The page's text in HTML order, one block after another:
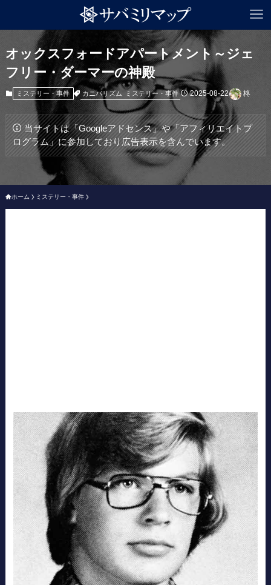
オックスフォードアパートメント～ジェ
フリー・ダーマーの神殿
ミステリー・事件 カニバリズム ミステリー・事件 2025-08-22 柊
当サイトは「Googleアドセンス」や「アフィリエイトプ
ログラム」に参加しており広告表示を含んでいます。
ホーム ミステリー・事件